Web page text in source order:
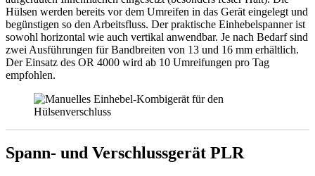
Hülsen werden bereits vor dem Umreifen in das Gerät eingelegt und
begünstigen so den Arbeitsfluss. Der praktische Einhebelspanner ist
sowohl horizontal wie auch vertikal anwendbar. Je nach Bedarf sind
zwei Ausführungen für Bandbreiten von 13 und 16 mm erhältlich.
Der Einsatz des OR 4000 wird ab 10 Umreifungen pro Tag
empfohlen.
Spann- und Verschlussgerät PLR